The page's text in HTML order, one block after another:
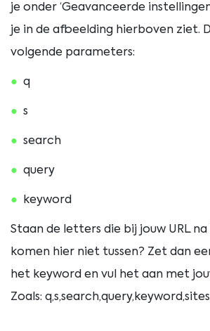
je onder ‘Geavanceerde
je in de afbeelding hierboven ziet.
volgende parameters:
q
s
search
query
keyword
Staan de letters die bij jouw URL
komen hier niet tussen? Zet dan
het keyword en vul het aan met
Zoals: